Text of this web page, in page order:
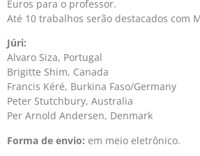
Euros para o professor.
Até 10 trabalhos serão destacados com
Júri:
Alvaro Siza, Portugal
Brigitte Shim, Canada
Francis Kéré, Burkina Faso/Germany
Peter Stutchbury, Australia
Per Arnold Andersen, Denmark
Forma de envio: em meio eletrônico.